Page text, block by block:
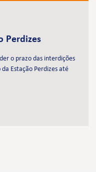
Perdizes
o prazo das interdições
Estação Perdizes até